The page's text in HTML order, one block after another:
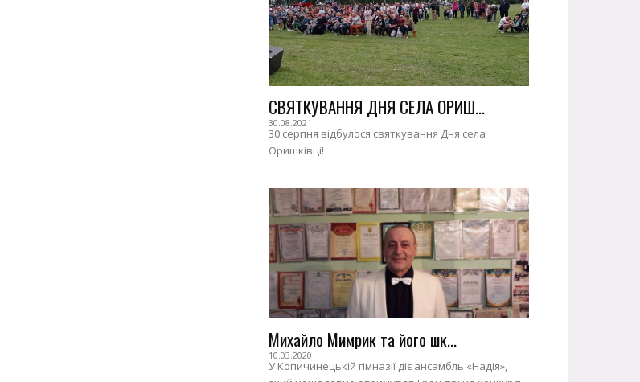
СВЯТКУВАННЯ ДНЯ СЕЛА ОРИШ...
30.08.2021
30 серпня відбулося святкування Дня села
Оришківці!
Михайло Мимрик та його шк...
10.03.2020
У Копичинецькій гімназії діє ансамбль «Надія»,